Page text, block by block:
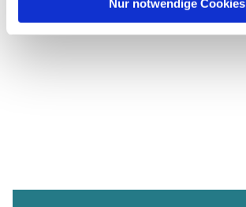
Nur notwendige Cookies